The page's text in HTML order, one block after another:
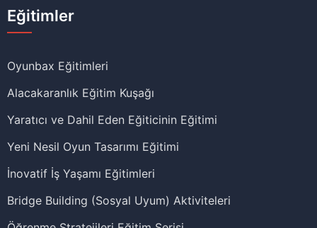
Eğitimler
Oyunbax Eğitimleri
Alacakaranlık Eğitim Kuşağı
Yaratıcı ve Dahil Eden Eğiticinin Eğitimi
Yeni Nesil Oyun Tasarımı Eğitimi
İnovatif İş Yaşamı Eğitimleri
Bridge Building (Sosyal Uyum) Aktiviteleri